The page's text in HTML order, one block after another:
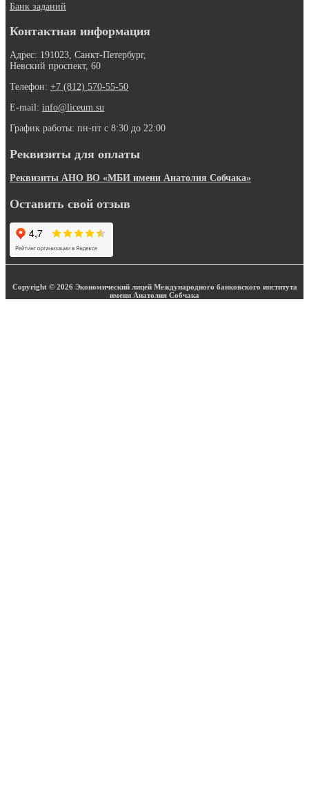
Банк заданий
Контактная информация
Адрес: 191023, Санкт-Петербург,
Невский проспект, 60
Телефон: +7 (812) 570-55-50
E-mail: info@liceum.su
График работы: пн-пт с 8:30 до 22:00
Реквизиты для оплаты
Реквизиты АНО ВО «МБИ имени Анатолия Собчака»
Оставить свой отзыв
Copyright © 2026 Экономический лицей Международного банковского института
имени Анатолия Собчака